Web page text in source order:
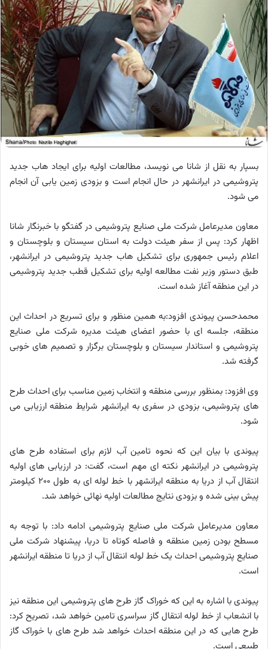
بسپار به نقل از شانا می نویسد، مطالعات اولیه برای ایجاد هاب جدید
پتروشیمی در ایرانشهر در حال انجام است و بزودی زمین یابی آن انجام
می شود.
معاون مدیرعامل شرکت ملی صنایع پتروشیمی در گفتگو با خبرنگار شانا
اظهار کرد: پس از سفر هیئت دولت به استان سیستان و بلوچستان و
اعلام رئیس جمهوری برای تشکیل هاب جدید پتروشیمی در ایرانشهر،
طبق دستور وزیر نفت مطالعه اولیه برای تشکیل قطب جدید پتروشیمی
در این منطقه آغاز شده است.
محمدحسن پیوندی افزود:به همین منظور و برای تسریع در احداث این
منطقه، جلسه ای با حضور اعضای هیئت مدیره شرکت ملی صنایع
پتروشیمی و استاندار سیستان و بلوچستان برگزار و تصمیم های خوبی
گرفته شد.
وی افزود: بمنظور بررسی منطقه و انتخاب زمین مناسب برای احداث طرح
های پتروشیمی، بزودی در سفری به ایرانشهر شرایط منطقه ارزیابی می
شود.
پیوندی با بیان این که نحوه تامین آب لازم برای استفاده طرح های
پتروشیمی در ایرانشهر نکته ای مهم است، گفت: در ارزیابی های اولیه
انتقال آب از دریا به منطقه ایرانشهر با خط لوله ای به طول 200 کیلومتر
پیش بینی شده و بزودی نتایج مطالعات اولیه نهائی خواهد شد.
معاون مدیرعامل شرکت ملی صنایع پتروشیمی ادامه داد: با توجه به
مسطح بودن زمین منطقه و فاصله کوتاه تا دریا، پیشنهاد شرکت ملی
صنایع پتروشیمی احداث یک خط لوله انتقال آب از دریا تا منطقه ایرانشهر
است.
پیوندی با اشاره به این که خوراک گاز طرح های پتروشیمی این منطقه نیز
با انشعاب از خط لوله انتقال گاز سراسری تامین خواهد شد، تصریح کرد:
طرح هایی که در این منطقه احداث خواهد شد طرح های با خوراک گاز